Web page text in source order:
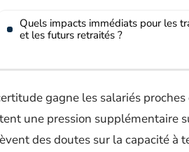
Quels impacts immédiats pour les
et les futurs retraités ?
gagne les salariés
une pression supplémentaire
des doutes sur la capacité à